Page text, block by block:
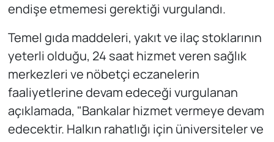
endişe etmemesi gerektiği vurgulandı.
Temel gıda maddeleri, yakıt ve ilaç stoklarının
yeterli olduğu, 24 saat hizmet veren sağlık
merkezleri ve nöbetçi eczanelerin
faaliyetlerine devam edeceği vurgulanan
açıklamada, "Bankalar hizmet vermeye devam
edecektir. Halkın rahatlığı için üniversiteler ve